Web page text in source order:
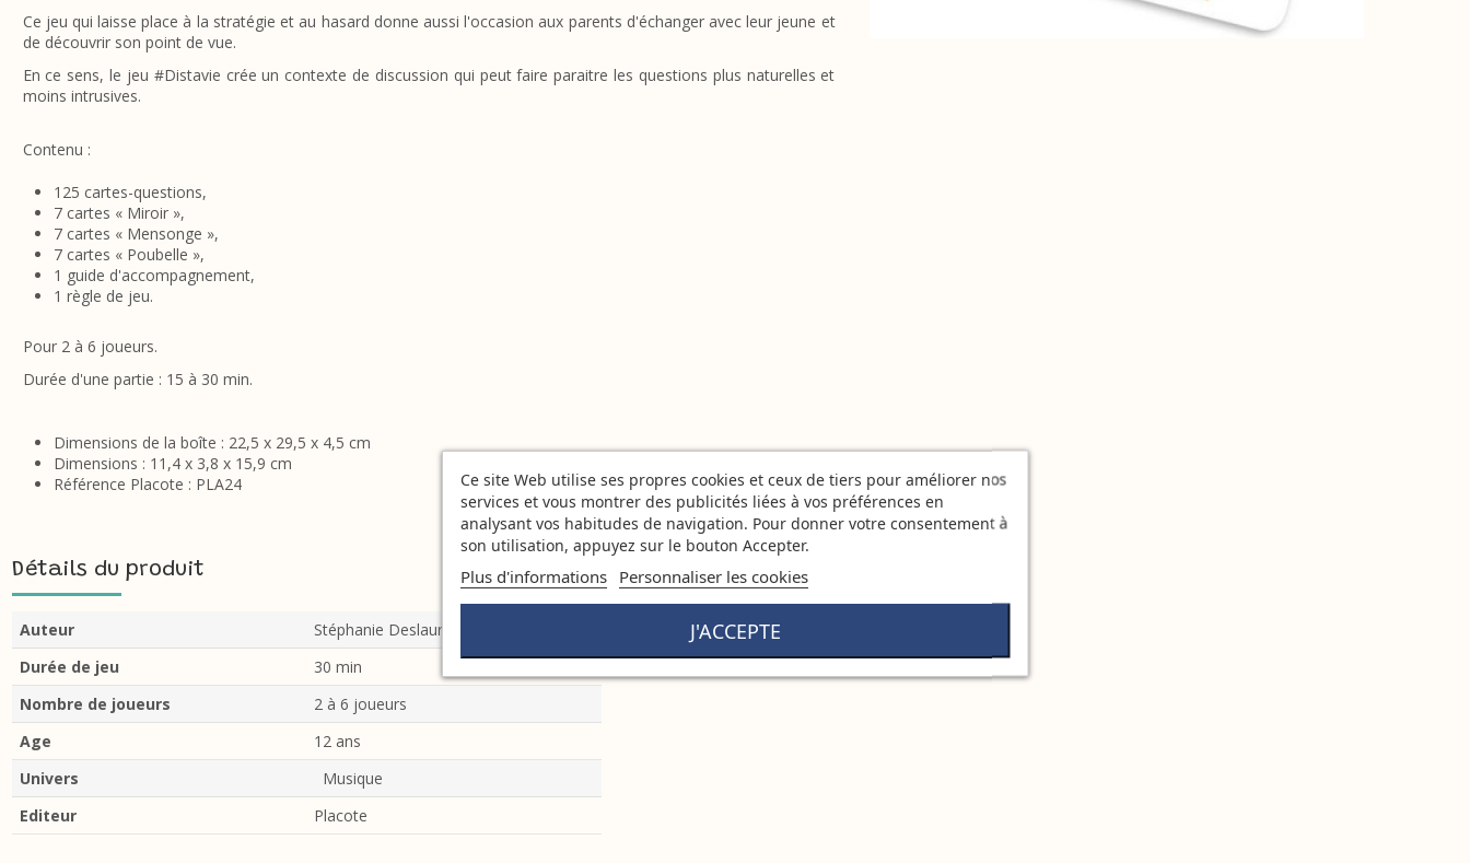
Ce jeu qui laisse place à la stratégie et au hasard donne aussi l'occasion aux parents d'échanger avec leur jeune et
de découvrir son point de vue.
En ce sens, le jeu #Distavie crée un contexte de discussion qui peut faire paraitre les questions plus naturelles et
moins intrusives.
Contenu :
125 cartes-questions,
7 cartes « Miroir »,
7 cartes « Mensonge »,
7 cartes « Poubelle »,
1 guide d'accompagnement,
1 règle de jeu.
Pour 2 à 6 joueurs.
Durée d'une partie : 15 à 30 min.
Dimensions de la boîte : 22,5 x 29,5 x 4,5 cm
Dimensions : 11,4 x 3,8 x 15,9 cm
Référence Placote : PLA24
Détails du produit
Auteur
Stéphanie Deslauriers
Durée de jeu
30 min
Nombre de joueurs
2 à 6 joueurs
Age
12 ans
Univers
Musique
Editeur
Placote
Ce site Web utilise ses propres cookies et ceux de tiers pour améliorer nos
services et vous montrer des publicités liées à vos préférences en
analysant vos habitudes de navigation. Pour donner votre consentement à
son utilisation, appuyez sur le bouton Accepter.
Plus d'informations Personnaliser les cookies
J'ACCEPTE